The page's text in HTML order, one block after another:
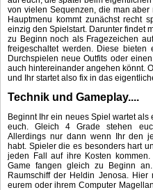
von vielen Sequenzen, die man
Hauptmenu kommt zunächst recht
einzig den Spielstart. Darunter findet
zu Beginn noch als Fragezeichen
freigeschaltet werden. Diese bieten
Durchspielen neue Outfits oder
auch hintereinander angehen könnt.
und Ihr startet also fix in das
Technik und Gameplay....
Beginnt Ihr ein neues Spiel wartet
euch. Gleich 4 Grade stehen
Allerdings nur dann wenn Ihr den
habt. Spieler die es besonders hart
jeden Fall auf ihre Kosten
Game fangen gleich zu Beginn
Raumschiff der Heldin Jenosa. Hier
eurem oder ihrem Computer